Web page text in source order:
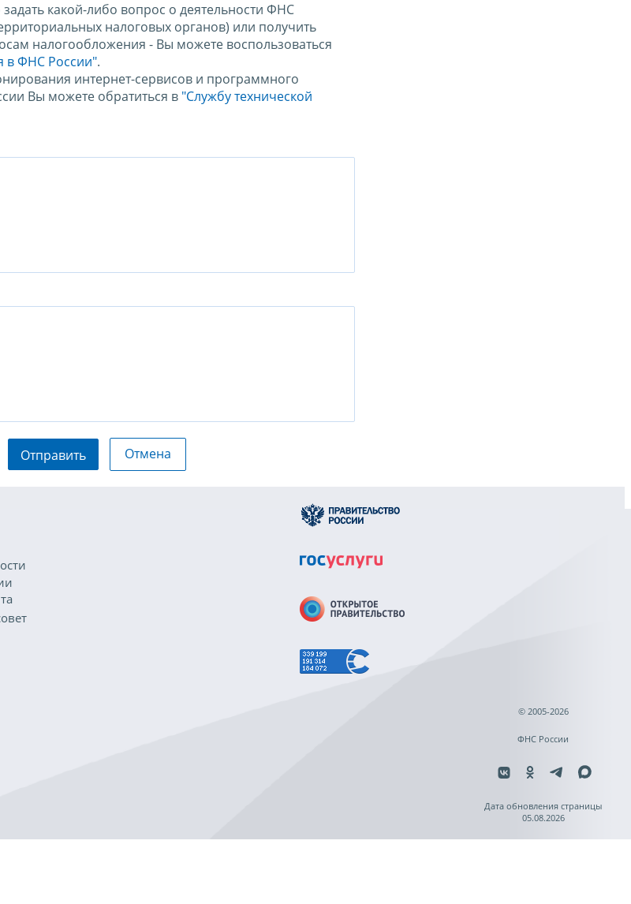
какой-либо вопрос о деятельности ФНС
налоговых органов) или получить
налогообложения - Вы можете воспользоваться
в ФНС России".
интернет-сервисов и программного
Вы можете обратиться в "Службу технической
Отправить Отмена
© 2005-2026
ФНС России
Дата обновления страницы
05.08.2026